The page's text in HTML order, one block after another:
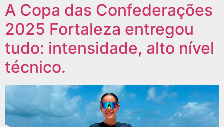
A Copa das Confederações
2025 Fortaleza entregou
tudo: intensidade, alto nível
técnico.